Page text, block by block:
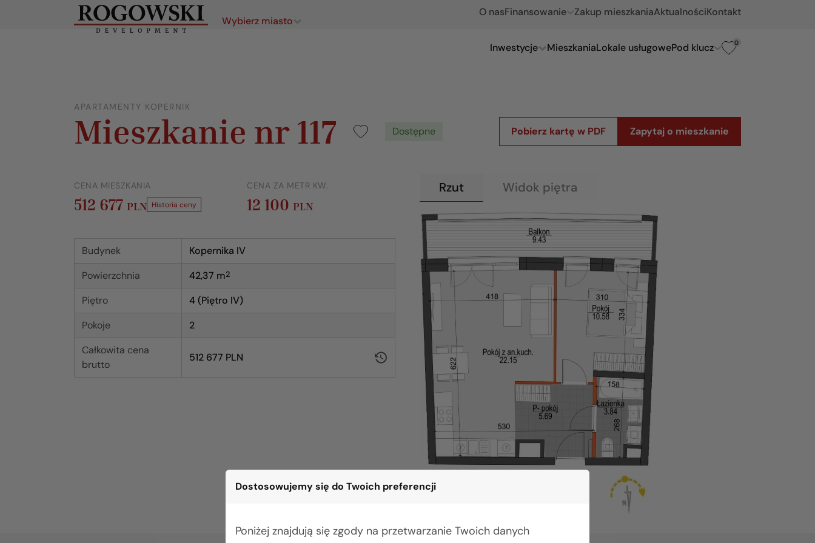
Dostosowujemy się do Twoich preferencji
Poniżej znajdują się zgody na przetwarzanie Twoich danych
O nasFinansowanie Zakup mieszkaniaAktualnościKontakt
Wybierz miasto
Inwestycje MieszkaniaLokale usługowePod klucz 0
APARTAMENTY KOPERNIK
Mieszkanie nr 117 Dostępne Pobierz kartę w PDF Zapytaj o mieszkanie
CENA MIESZKANIA
512 677 PLN Historia ceny
CENA ZA METR KW.
12 100 PLN
Budynek
Kopernika IV
Powierzchnia
42,37 m2
Piętro
4 (Piętro IV)
Pokoje
2
Całkowita cena
brutto
512 677 PLN
Rzut Widok piętra